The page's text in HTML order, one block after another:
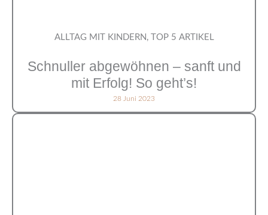
ALLTAG MIT KINDERN , TOP 5 ARTIKEL
Schnuller abgewöhnen – sanft und
mit Erfolg! So geht’s!
28 Juni 2023